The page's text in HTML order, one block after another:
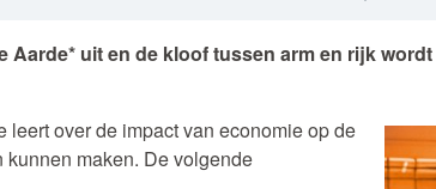
uit en de kloof tussen arm en rijk
over de impact van economie op de
maken. De volgende